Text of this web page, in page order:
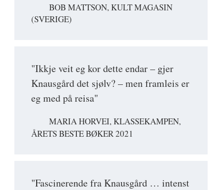
BOB MATTSON, KULT MAGASIN
(SVERIGE)
"Ikkje veit eg kor dette endar – gjer
Knausgård det sjølv? – men framleis er
eg med på reisa"
MARIA HORVEI, KLASSEKAMPEN,
ÅRETS BESTE BØKER 2021
"Fascinerende fra Knausgård … intenst